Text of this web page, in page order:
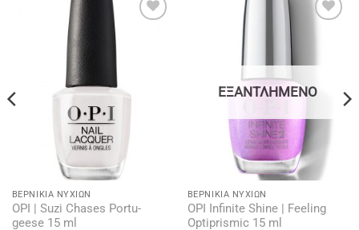
BΕΡΝΊΚΙΑ ΝΥΧΙΏΝ
OPI | Suzi Chases Portu-
geese 15 ml
ΕΞΑΝΤΛΗΜΈΝΟ
BΕΡΝΊΚΙΑ ΝΥΧΙΏΝ
OPI Infinite Shine | Feeling
Optiprismic 15 ml